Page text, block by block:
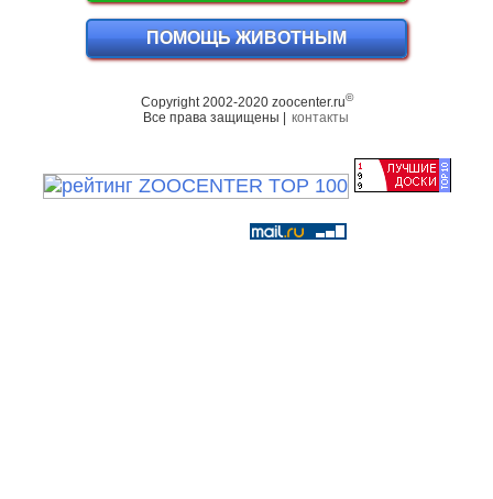
ПОМОЩЬ ЖИВОТНЫМ
Copyright 2002-2020 zoocenter.ru©
Все права защищены | контакты